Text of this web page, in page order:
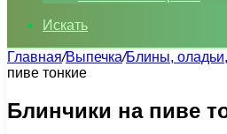
Искать
Главная/Выпечка/Блины,
пиве тонкие
Блинчики на пиве